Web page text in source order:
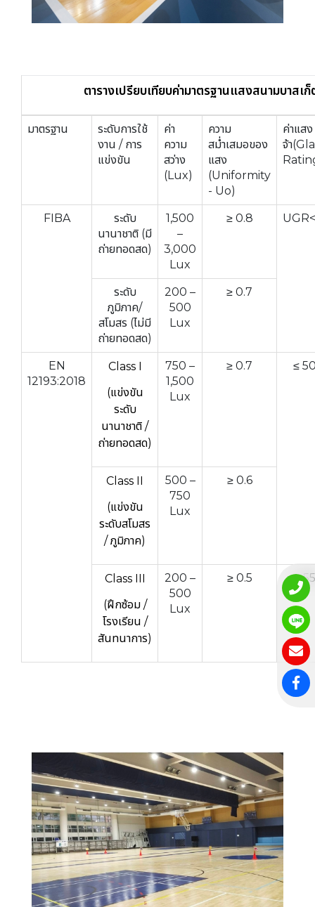
ตารางเปรียบเทียบค่ามาตรฐานแสงสนามบาสเ
มาตรฐาน
ระดับการใช้
งาน / การ
แข่งขัน
ค่า
ความ
สว่าง
(Lux)
ความ
สม่ำเสมอของ
แสง
(Uniformity
- Uo)
ค่าแสง
จ้า(
FIBA
ระดับ
นานาชาติ (มี
ถ่ายทอดสด)
1,500
–
3,000
Lux
≥ 0.8
ระดับ
ภูมิภาค/
สโมสร (ไม่มี
ถ่ายทอดสด)
200 –
500
Lux
≥ 0.7
EN
12193:2018
Class I
(แข่งขัน
ระดับ
นานาชาติ /
ถ่ายทอดสด)
750 –
1,500
Lux
≥ 0.7 ≤
Class II
(แข่งขัน
ระดับสโมสร
/ ภูมิภาค)
500 –
750
Lux
≥ 0.6
Class III
(ฝึกซ้อม /
โรงเรียน /
สันทนาการ)
200 –
500
Lux
≥ 0.5 ≤ 55